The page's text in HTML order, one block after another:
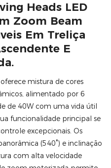
Heads LED
Zoom Beam
​​em Treliça
E
mistura de cores
alimentado por 6
de 40W com uma vida útil
funcionalidade principal se
excepcionais. Os
(540°) e inclinação
com alta velocidade